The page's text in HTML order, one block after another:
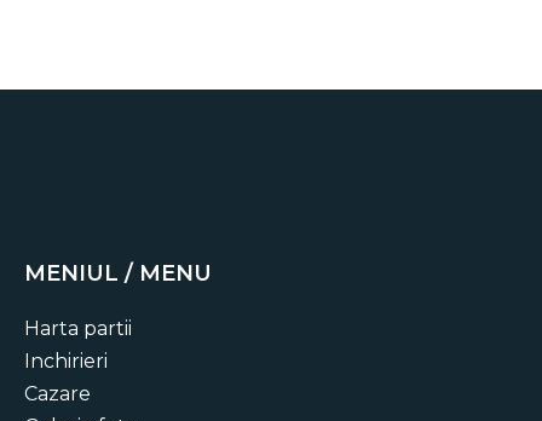
MENIUL / MENU
Harta partii
Inchirieri
Cazare